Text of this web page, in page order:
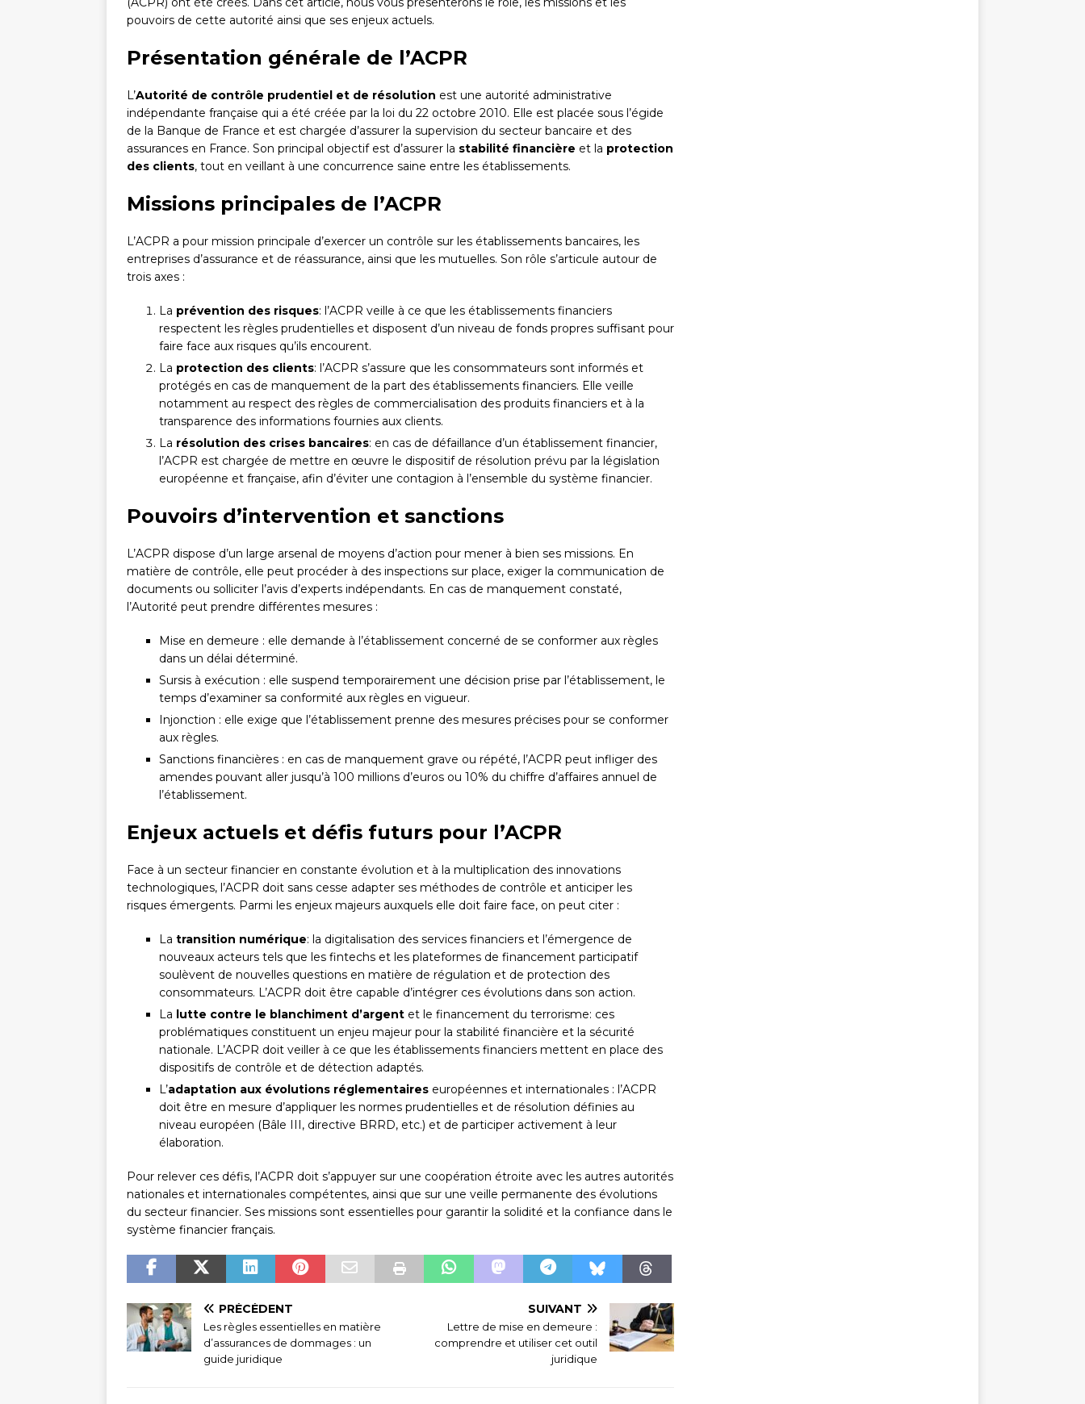
pouvoirs de cette autorité ainsi que ses enjeux actuels.
Présentation générale de l’ACPR
L’Autorité de contrôle prudentiel et de résolution est une autorité administrative
indépendante française qui a été créée par la loi du 22 octobre 2010. Elle est placée sous l’égide
de la Banque de France et est chargée d’assurer la supervision du secteur bancaire et des
assurances en France. Son principal objectif est d’assurer la stabilité financière et la protection
des clients, tout en veillant à une concurrence saine entre les établissements.
Missions principales de l’ACPR
L’ACPR a pour mission principale d’exercer un contrôle sur les établissements bancaires, les
entreprises d’assurance et de réassurance, ainsi que les mutuelles. Son rôle s’articule autour de
trois axes :
La prévention des risques: l’ACPR veille à ce que les établissements financiers
respectent les règles prudentielles et disposent d’un niveau de fonds propres suffisant pour
faire face aux risques qu’ils encourent.
La protection des clients: l’ACPR s’assure que les consommateurs sont informés et
protégés en cas de manquement de la part des établissements financiers. Elle veille
notamment au respect des règles de commercialisation des produits financiers et à la
transparence des informations fournies aux clients.
La résolution des crises bancaires: en cas de défaillance d’un établissement financier,
l’ACPR est chargée de mettre en œuvre le dispositif de résolution prévu par la législation
européenne et française, afin d’éviter une contagion à l’ensemble du système financier.
Pouvoirs d’intervention et sanctions
L’ACPR dispose d’un large arsenal de moyens d’action pour mener à bien ses missions. En
matière de contrôle, elle peut procéder à des inspections sur place, exiger la communication de
documents ou solliciter l’avis d’experts indépendants. En cas de manquement constaté,
l’Autorité peut prendre différentes mesures :
Mise en demeure : elle demande à l’établissement concerné de se conformer aux règles
dans un délai déterminé.
Sursis à exécution : elle suspend temporairement une décision prise par l’établissement, le
temps d’examiner sa conformité aux règles en vigueur.
Injonction : elle exige que l’établissement prenne des mesures précises pour se conformer
aux règles.
Sanctions financières : en cas de manquement grave ou répété, l’ACPR peut infliger des
amendes pouvant aller jusqu’à 100 millions d’euros ou 10% du chiffre d’affaires annuel de
l’établissement.
Enjeux actuels et défis futurs pour l’ACPR
Face à un secteur financier en constante évolution et à la multiplication des innovations
technologiques, l’ACPR doit sans cesse adapter ses méthodes de contrôle et anticiper les
risques émergents. Parmi les enjeux majeurs auxquels elle doit faire face, on peut citer :
La transition numérique: la digitalisation des services financiers et l’émergence de
nouveaux acteurs tels que les fintechs et les plateformes de financement participatif
soulèvent de nouvelles questions en matière de régulation et de protection des
consommateurs. L’ACPR doit être capable d’intégrer ces évolutions dans son action.
La lutte contre le blanchiment d’argent et le financement du terrorisme: ces
problématiques constituent un enjeu majeur pour la stabilité financière et la sécurité
nationale. L’ACPR doit veiller à ce que les établissements financiers mettent en place des
dispositifs de contrôle et de détection adaptés.
L’adaptation aux évolutions réglementaires européennes et internationales : l’ACPR
doit être en mesure d’appliquer les normes prudentielles et de résolution définies au
niveau européen (Bâle III, directive BRRD, etc.) et de participer activement à leur
élaboration.
Pour relever ces défis, l’ACPR doit s’appuyer sur une coopération étroite avec les autres autorités
nationales et internationales compétentes, ainsi que sur une veille permanente des évolutions
du secteur financier. Ses missions sont essentielles pour garantir la solidité et la confiance dans le
système financier français.
PRÉCÉDENT
Les règles essentielles en matière
d’assurances de dommages : un
guide juridique
SUIVANT
Lettre de mise en demeure :
comprendre et utiliser cet outil
juridique